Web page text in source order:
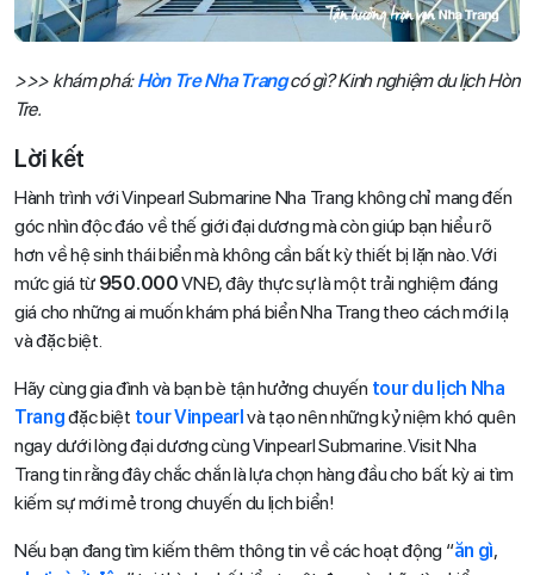
>>> khám phá:Hòn Tre Nha Trangcó gì? Kinh nghiệm du lịch Hòn
Tre.
Lời kết
Hành trình với Vinpearl Submarine Nha Trang không chỉ mang đến
góc nhìn độc đáo về thế giới đại dương mà còn giúp bạn hiểu rõ
hơn về hệ sinh thái biển mà không cần bất kỳ thiết bị lặn nào. Với
mức giá từ 950.000VNĐ, đây thực sự là một trải nghiệm đáng
giá cho những ai muốn khám phá biển Nha Trang theo cách mới lạ
và đặc biệt.
Hãy cùng gia đình và bạn bè tận hưởng chuyến tour du lịch Nha
Trangđặc biệt tour Vinpearlvà tạo nên những kỷ niệm khó quên
ngay dưới lòng đại dương cùng Vinpearl Submarine. Visit Nha
Trang tin rằng đây chắc chắn là lựa chọn hàng đầu cho bất kỳ ai tìm
kiếm sự mới mẻ trong chuyến du lịch biển!
Nếu bạn đang tìm kiếm thêm thông tin về các hoạt động “ăn gì,